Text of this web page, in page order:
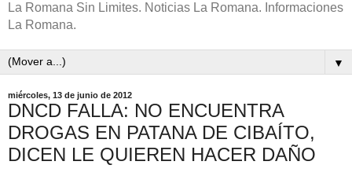
La Romana Sin Limites. Noticias La Romana. Informaciones
La Romana.
▼
miércoles, 13 de junio de 2012
DNCD FALLA: NO ENCUENTRA
DROGAS EN PATANA DE CIBAÍTO,
DICEN LE QUIEREN HACER DAÑO